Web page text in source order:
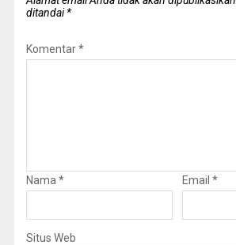
ditandai*
Komentar*
Nama * Email *
Situs Web